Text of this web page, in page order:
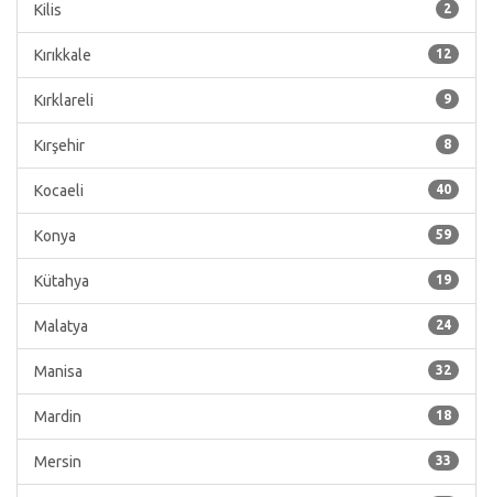
2
Kilis
12
Kırıkkale
9
Kırklareli
8
Kırşehir
40
Kocaeli
59
Konya
19
Kütahya
24
Malatya
32
Manisa
18
Mardin
33
Mersin